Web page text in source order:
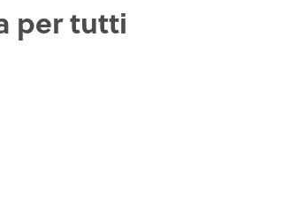
per tutti